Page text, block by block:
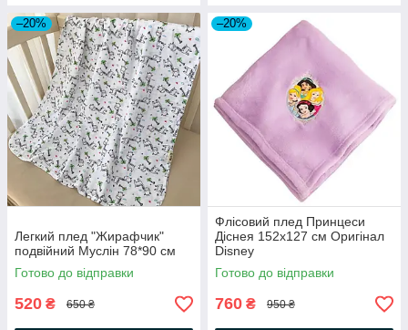
–20%
Легкий плед "Жирафчик"
подвійний Муслін 78*90 см
Готово до відправки
520 ₴ 650 ₴
–20%
Флісовий плед Принцеси
Діснея 152х127 см Оригінал
Disney
Готово до відправки
760 ₴ 950 ₴